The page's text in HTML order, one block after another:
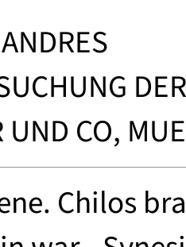
UND CO,
Chilos